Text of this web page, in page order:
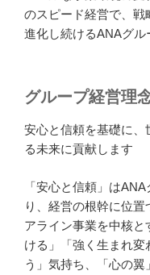
のスピード経営で、戦
進化し続けるANAグル
グループ経営理
安心と信頼を基礎に
る未来に貢献します
「安心と信頼」は
り、経営の根幹に位
アライン事業を中核
ける」「強く生まれ
う」気持ち、「心の